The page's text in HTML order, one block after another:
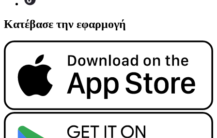
Κατέβασε την εφαρμογή